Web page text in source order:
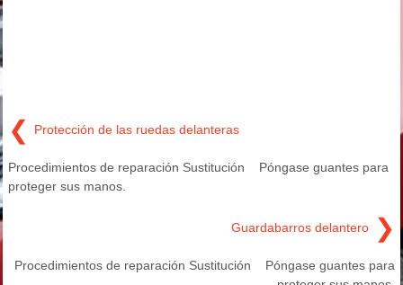
❮ Protección de las ruedas delanteras
Procedimientos de reparación Sustitución Póngase guantes para
proteger sus manos.
Guardabarros delantero ❯
Procedimientos de reparación Sustitución Póngase guantes para